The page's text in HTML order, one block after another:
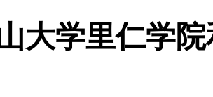
大学里仁学